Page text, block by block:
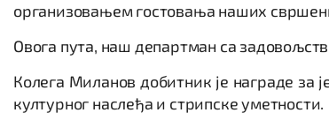
организовањем гостовања наших
Овога пута, наш департман са
Колега Миланов добитник је награде за
културног наслеђа и стрипске уметности.